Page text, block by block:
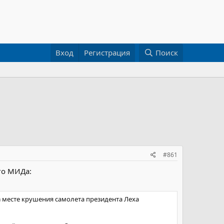
Вход Регистрация Поиск
#861
МИДа:
крушения самолета президента Леха